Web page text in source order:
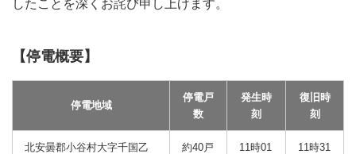
したことを深くお詫び申し上げます。
【停電概要】
停電地域
停電戸
数
発生時
刻
復旧時
刻
北安曇郡小谷村大字千国乙
約40戸
11時01
11時31